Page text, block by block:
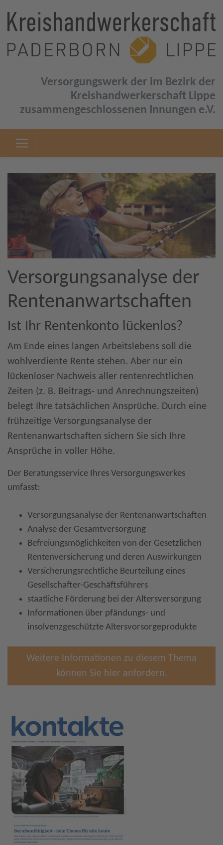
Versorgungswerk der im Bezirk der
Kreishandwerkerschaft Lippe
zusammengeschlossenen Innungen e.V.
Versorgungsanalyse der
Rentenanwartschaften
Ist Ihr Rentenkonto lückenlos?
Am Ende eines langen Arbeitslebens soll die
wohlverdiente Rente stehen. Aber nur ein
lückenloser Nachweis aller rentenrechtlichen
Zeiten (z. B. Beitrags- und Anrechnungszeiten)
belegt Ihre tatsächlichen Ansprüche. Durch eine
frühzeitige Versorgungsanalyse der
Rentenanwartschaften sichern Sie sich Ihre
Ansprüche in voller Höhe.
Der Beratungsservice Ihres Versorgungswerkes
umfasst:
Versorgungsanalyse der Rentenanwartschaften
Analyse der Gesamtversorgung
Befreiungsmöglichkeiten von der Gesetzlichen
Rentenversicherung und deren Auswirkungen
Versicherungsrechtliche Beurteilung eines
Gesellschafter-Geschäftsführers
staatliche Förderung bei der Altersversorgung
Informationen über pfändungs- und
insolvenzgeschützte Altersvorsorgeprodukte
Weitere Informationen zu diesem Thema
können Sie hier anfordern.